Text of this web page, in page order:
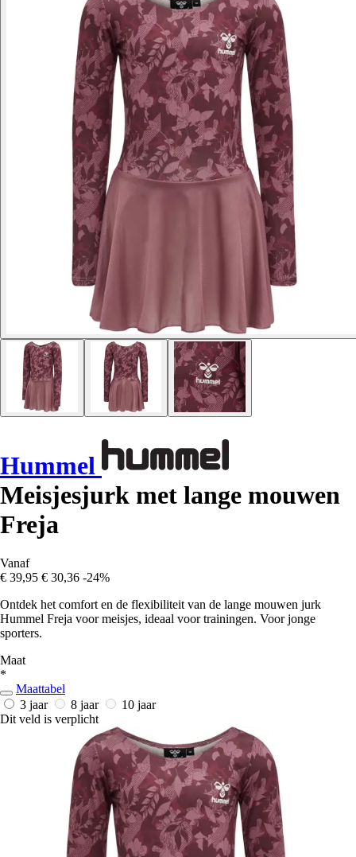
Hummel
Meisjesjurk met lange mouwen
Freja
Vanaf
€ 39,95 € 30,36 -24%
Ontdek het comfort en de flexibiliteit van de lange mouwen jurk
Hummel Freja voor meisjes, ideaal voor trainingen. Voor jonge
sporters.
Maat
*
Maattabel
3 jaar
8 jaar
10 jaar
Dit veld is verplicht